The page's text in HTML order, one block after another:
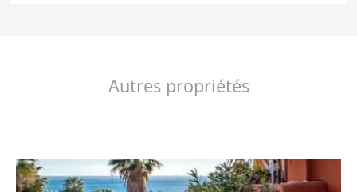
Autres propriétés